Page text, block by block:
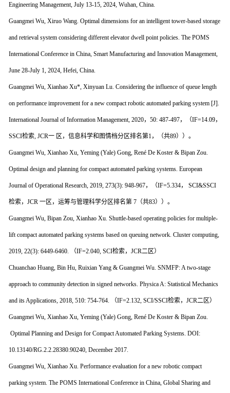
Engineering Management, July 13-15, 2024, Wuhan, China.
Guangmei Wu, Xiruo Wang. Optimal dimensions for an intelligent tower-based storage
and retrieval system considering different elevator dwell point policies. The POMS
International Conference in China, Smart Manufacturing and Innovation Management,
June 28-July 1, 2024, Hefei, China.
Guangmei Wu, Xianhao Xu*, Xinyuan Lu. Considering the influence of queue length
on performance improvement for a new compact robotic automated parking system [J].
International Journal of Information Management, 2020，50: 487-497，（IF=14.09，
SSCI检索, JCR一 区，信息科学和图情档分区排名第1，（共89））。
Guangmei Wu, Xianhao Xu, Yeming (Yale) Gong, René De Koster & Bipan Zou.
Optimal design and planning for compact automated parking systems. European
Journal of Operational Research, 2019, 273(3): 948-967，（IF=5.334， SCI&SSCI
检索，JCR 一区，运筹与管理科学分区排名第 7（共83））。
Guangmei Wu, Bipan Zou, Xianhao Xu. Shuttle-based operating policies for multiple-
lift compact automated parking systems based on queuing network. Cluster computing,
2019, 22(3): 6449-6460. （IF=2.040, SCI检索，JCR二区）
Chuanchao Huang, Bin Hu, Ruixian Yang & Guangmei Wu. SNMFP: A two-stage
approach to community detection in signed networks. Physica A: Statistical Mechanics
and its Applications, 2018, 510: 754-764. （IF=2.132, SCI/SSCI检索，JCR二区）
Guangmei Wu, Xianhao Xu, Yeming (Yale) Gong, René De Koster & Bipan Zou.
Optimal Planning and Design for Compact Automated Parking Systems. DOI:
10.13140/RG.2.2.28380.90240, December 2017.
Guangmei Wu, Xianhao Xu. Performance evaluation for a new robotic compact
parking system. The POMS International Conference in China, Global Sharing and